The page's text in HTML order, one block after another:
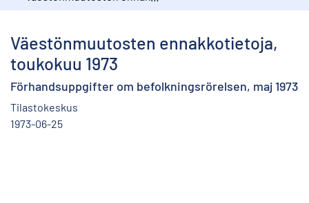
Väestönmuutosten ennakkotietoja,
toukokuu 1973
Förhandsuppgifter om befolkningsrörelsen, maj 1973
Tilastokeskus
1973-06-25